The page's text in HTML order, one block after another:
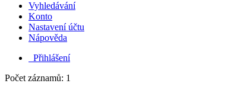
Vyhledávání
Konto
Nastavení účtu
Nápověda
Přihlášení
Počet záznamů: 1